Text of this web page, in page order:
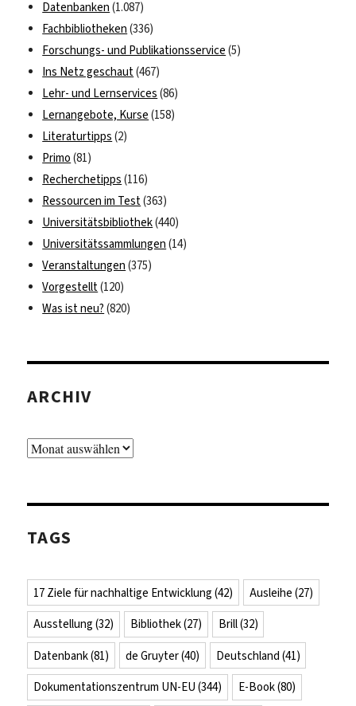
Datenbanken (1.087)
Fachbibliotheken (336)
Forschungs- und Publikationsservice (5)
Ins Netz geschaut(467)
Lehr- und Lernservices (86)
Lernangebote, Kurse (158)
Literaturtipps (2)
Primo (81)
Recherchetipps (116)
Ressourcen im Test(363)
Universitätsbibliothek(440)
Universitätssammlungen (14)
Veranstaltungen (375)
Vorgestellt(120)
Was ist neu? (820)
ARCHIV
Archiv
TAGS
17 Ziele für nachhaltige Entwicklung (42) Ausleihe (27)
Ausstellung (32) Bibliothek(27) Brill(32)
Datenbank(81) de Gruyter(40) Deutschland (41)
Dokumentationszentrum UN-EU (344) E-Book(80)